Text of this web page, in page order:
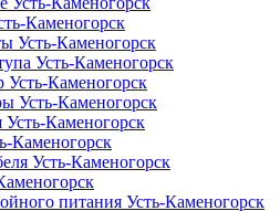
Каменогорск
Усть-Каменогорск
Усть-Каменогорск
Усть-Каменогорск
Усть-Каменогорск
Усть-Каменогорск
Каменогорск
Усть-Каменогорск
питания Усть-Каменогорск